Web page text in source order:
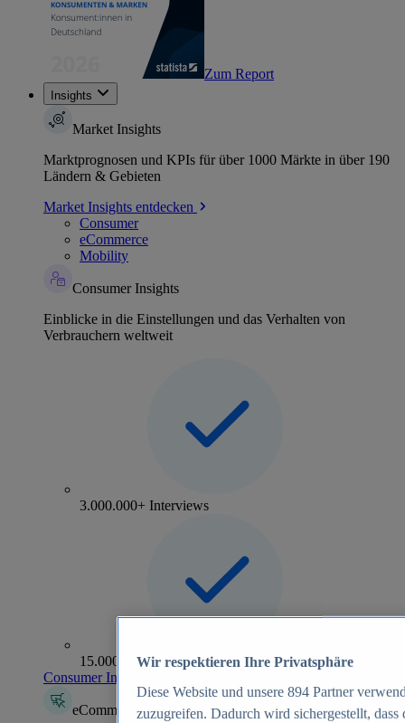
Zum Report
Insights
Market Insights
Marktprognosen und KPIs für über 1000 Märkte in über 190
Ländern & Gebieten
Market Insights entdecken
Consumer
eCommerce
Mobility
Consumer Insights
Einblicke in die Einstellungen und das Verhalten von
Verbrauchern weltweit
3.000.000+ Interviews
15.000+ Marken
Consumer Insights entdecken
eCommerce Insights
Wir respektieren Ihre Privatsphäre
Diese Website und unsere 894 Partner
zuzugreifen. Dadurch wird sichergestellt,